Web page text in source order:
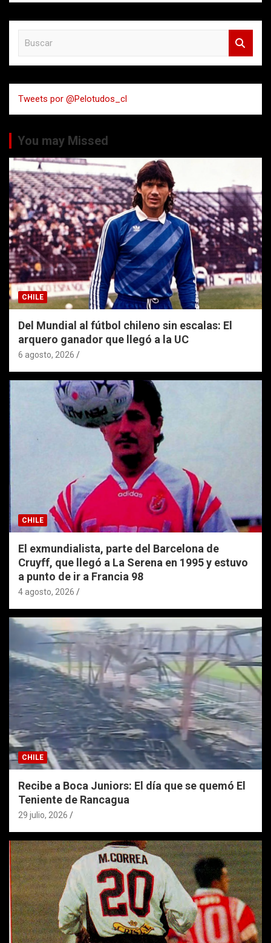
a
rTweets por @Pelotudos_cl
You may Missed
CHILE
Del Mundial al fútbol chileno sin escalas: El
arquero ganador que llegó a la UC
6 agosto, 2026
CHILE
El exmundialista, parte del Barcelona de
Cruyff, que llegó a La Serena en 1995 y estuvo
a punto de ir a Francia 98
4 agosto, 2026
CHILE
Recibe a Boca Juniors: El día que se quemó El
Teniente de Rancagua
29 julio, 2026